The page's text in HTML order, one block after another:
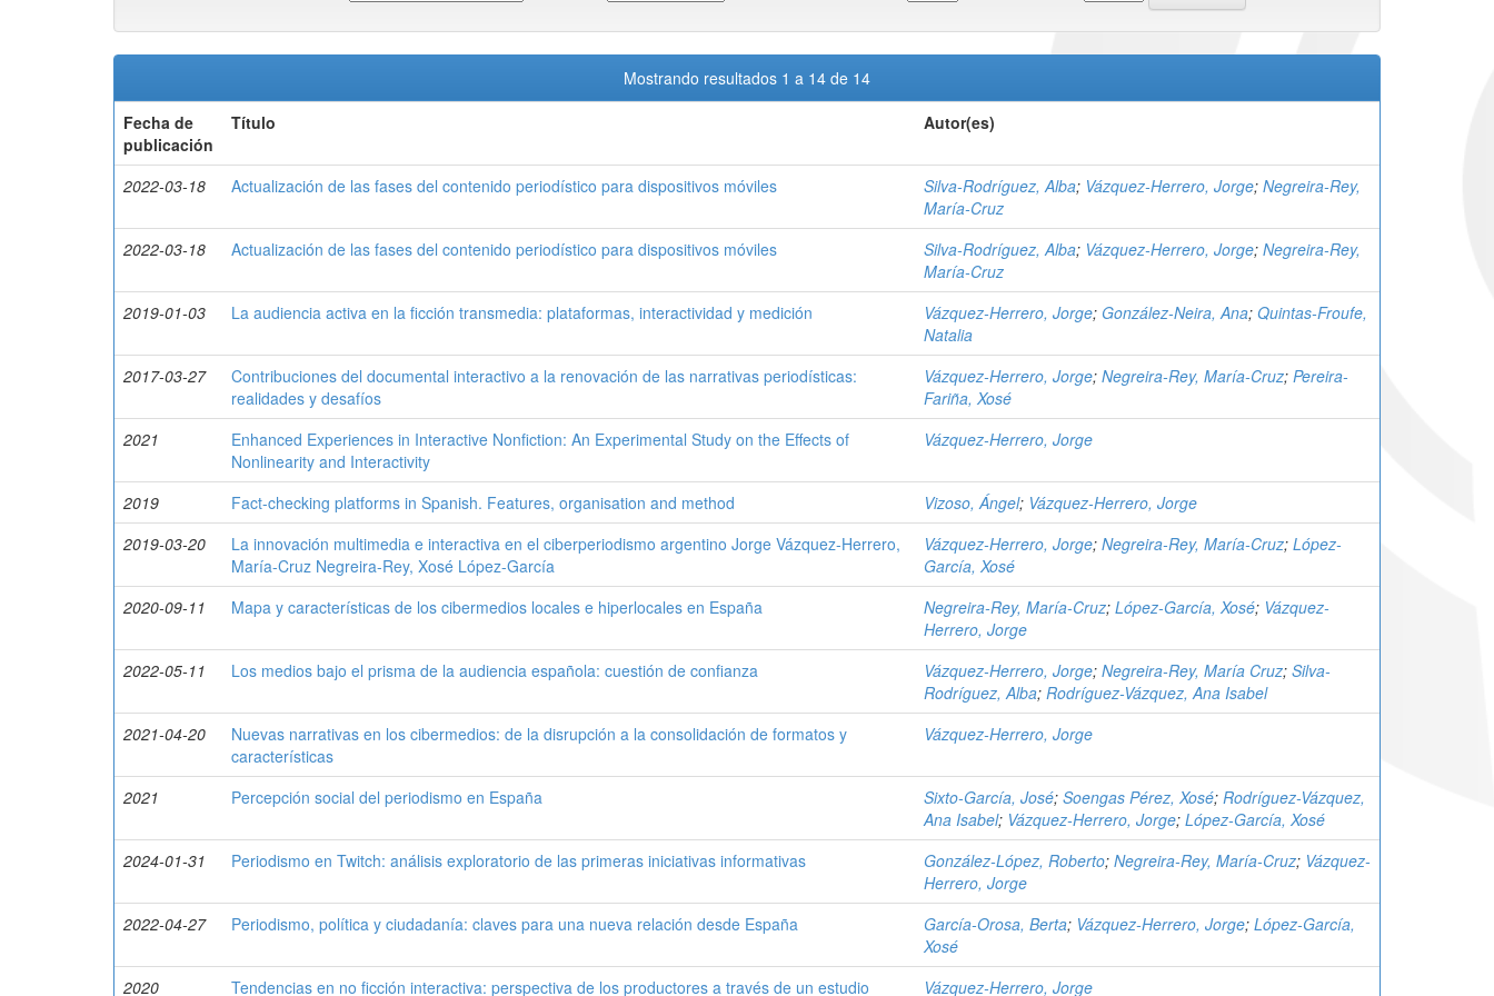
Mostrando resultados 1 a 14 de 14
Fecha de
publicación
Título Autor(es)
2022-03-18 Actualización de las fases del contenido periodístico para dispositivos móviles Silva-Rodríguez, Alba; Vázquez-Herrero, Jorge; Negreira-Rey,
María-Cruz
2022-03-18
Actualización de las fases del contenido periodístico para dispositivos móviles Silva-Rodríguez, Alba; Vázquez-Herrero, Jorge; Negreira-Rey,
María-Cruz
2019-01-03
La audiencia activa en la ficción transmedia: plataformas, interactividad y medición Vázquez-Herrero, Jorge; González-Neira, Ana; Quintas-Froufe,
Natalia
2017-03-27
Contribuciones del documental interactivo a la renovación de las narrativas periodísticas:
realidades y desafíos
Vázquez-Herrero, Jorge; Negreira-Rey, María-Cruz; Pereira-
Fariña, Xosé
2021
Enhanced Experiences in Interactive Nonfiction: An Experimental Study on the Effects of
Nonlinearity and Interactivity
Vázquez-Herrero, Jorge
2019 Fact-checking platforms in Spanish. Features, organisation and method Vizoso, Ángel; Vázquez-Herrero, Jorge
2019-03-20
La innovación multimedia e interactiva en el ciberperiodismo argentino Jorge Vázquez-Herrero,
María-Cruz Negreira-Rey, Xosé López-García
Vázquez-Herrero, Jorge; Negreira-Rey, María-Cruz; López-
García, Xosé
2020-09-11
Mapa y características de los cibermedios locales e hiperlocales en España Negreira-Rey, María-Cruz; López-García, Xosé; Vázquez-
Herrero, Jorge
2022-05-11
Los medios bajo el prisma de la audiencia española: cuestión de confianza Vázquez-Herrero, Jorge; Negreira-Rey, María Cruz; Silva-
Rodríguez, Alba; Rodríguez-Vázquez, Ana Isabel
2021-04-20
Nuevas narrativas en los cibermedios: de la disrupción a la consolidación de formatos y
características
Vázquez-Herrero, Jorge
2021 Percepción social del periodismo en España Sixto-García, José; Soengas Pérez, Xosé; Rodríguez-Vázquez,
Ana Isabel; Vázquez-Herrero, Jorge; López-García, Xosé
2024-01-31
Periodismo en Twitch: análisis exploratorio de las primeras iniciativas informativas González-López, Roberto; Negreira-Rey, María-Cruz; Vázquez-
Herrero, Jorge
2022-04-27
Periodismo, política y ciudadanía: claves para una nueva relación desde España García-Orosa, Berta; Vázquez-Herrero, Jorge; López-García,
Xosé
2020
Tendencias en no ficción interactiva: perspectiva de los productores a través de un estudio Vázquez-Herrero, Jorge